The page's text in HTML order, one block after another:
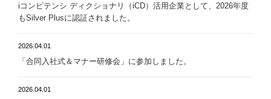
iコンピテンシ ディクショナリ（iCD）活用企業として、2026年度
もSilver Plusに認証されました。
2026.04.01
「合同入社式＆マナー研修会」に参加しました。
2026.04.01